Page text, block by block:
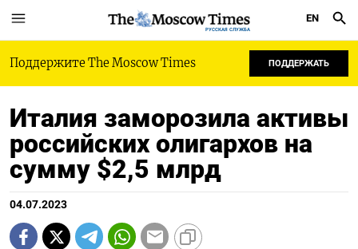
РУССКАЯ СЛУЖБА
EN
Поддержите The Moscow Times ПОДДЕРЖАТЬ
Италия заморозила активы
российских олигархов на
сумму $2,5 млрд
04.07.2023